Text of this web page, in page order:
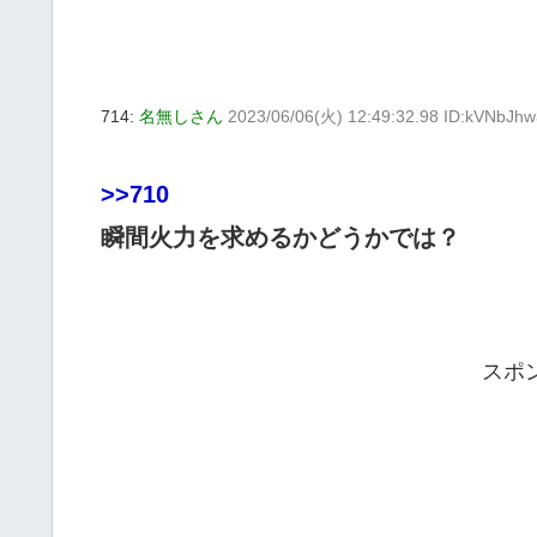
714: 名無しさん 2023/06/06(火) 12:49:32.98
>>710
瞬間火力を求めるかどうかでは？
スポ